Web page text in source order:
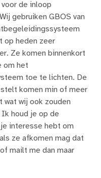
de inloop
gebruiken GBOS van
op heden zeer
Ze komen binnenkort
om het
toe te lichten. De
komen min of meer
wat wij ook zouden
Ik houd je op de
interesse hebt om
ze afkomen mag dat
mailt me dan maar